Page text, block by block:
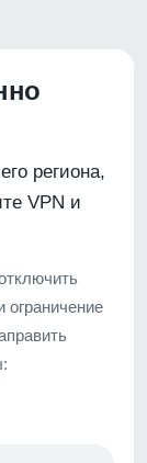
региона,
VPN и
ограничение